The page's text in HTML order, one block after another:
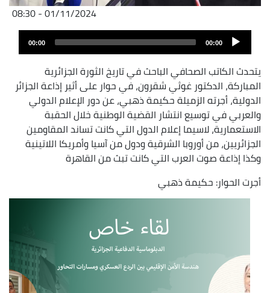
01/11/2024 - 08:30
Fichier
audio
00:00
00:00
يتحدث الكاتب الصحافي الباحث في تاريخ الثورة الجزائرية
المباركة، الدكتور غوثي شقرون، في حوار على أثير إذاعة الجزائر
الدولية، أجرته الزميلة حكيمة ذهبي، عن دور الإعلام الدولي
والعربي في توسيع انتشار القضية الوطنية خلال الحقبة
الاستعمارية، لاسيما إعلام الدول التي كانت تساند المقاومين
الجزائريين، من أوروبا الشرقية ودول من آسيا وأمريكا اللاتينية
وكذا إذاعة صوت العرب التي كانت تبث من القاهرة
أجرت الحوار: حكيمة ذهبي